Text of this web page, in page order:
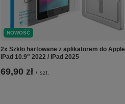
NOWOŚĆ
2x Szkło hartowane z aplikatorem do Apple
iPad 10.9" 2022 / IPad 2025
69,90 zł / szt.